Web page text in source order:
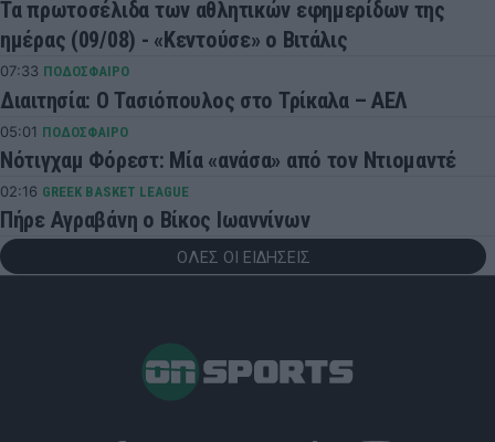
Τα πρωτοσέλιδα των αθλητικών εφημερίδων της
ημέρας (09/08) - «Κεντούσε» ο Βιτάλις
07:33 ΠΟΔΟΣΦΑΙΡΟ
Διαιτησία: Ο Τασιόπουλος στο Τρίκαλα – ΑΕΛ
05:01 ΠΟΔΟΣΦΑΙΡΟ
Νότιγχαμ Φόρεστ: Μία «ανάσα» από τον Ντιομαντέ
02:16 GREEK BASKET LEAGUE
Πήρε Αγραβάνη ο Βίκος Ιωαννίνων
ΟΛΕΣ ΟΙ ΕΙΔΗΣΕΙΣ